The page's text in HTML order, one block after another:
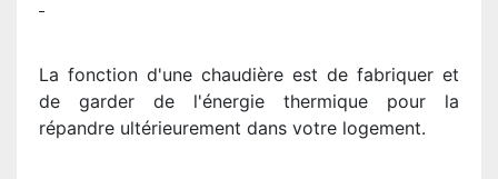
La fonction d'une chaudière est de fabriquer et
de garder de l'énergie thermique pour la
répandre ultérieurement dans votre logement.